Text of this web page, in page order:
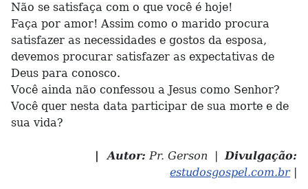
Não se satisfaça com o que você é hoje!
Faça por amor! Assim como o marido procura
satisfazer as necessidades e gostos da esposa,
devemos procurar satisfazer as expectativas de
Deus para conosco.
Você ainda não confessou a Jesus como Senhor?
Você quer nesta data participar de sua morte e de
sua vida?
| Autor: Pr. Gerson |Divulgação:
estudosgospel.com.br|